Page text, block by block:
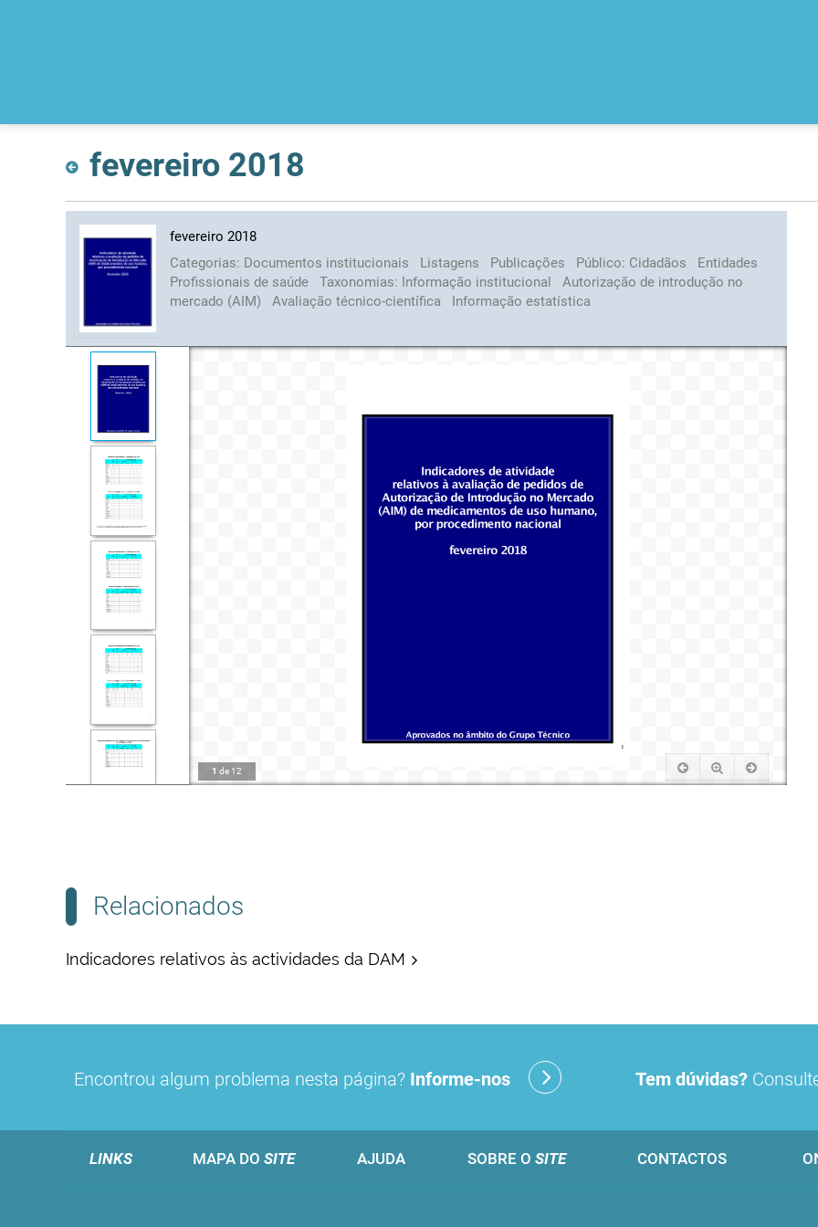
fevereiro 2018
fevereiro 2018
Categorias: Documentos institucionais Listagens Publicações Público: Cidadãos
Entidades
Profissionais de saúde
Taxonomias: Informação institucional
Autorização de introdução no
mercado (AIM)
Avaliação técnico-científica Informação estatística
1 de 12
Relacionados
Indicadores relativos às actividades da DAM
Encontrou algum problema nesta página? Informe-nos Tem dúvidas?
LINKS MAPA DO SITE AJUDA SOBRE O SITE CONTACTOS